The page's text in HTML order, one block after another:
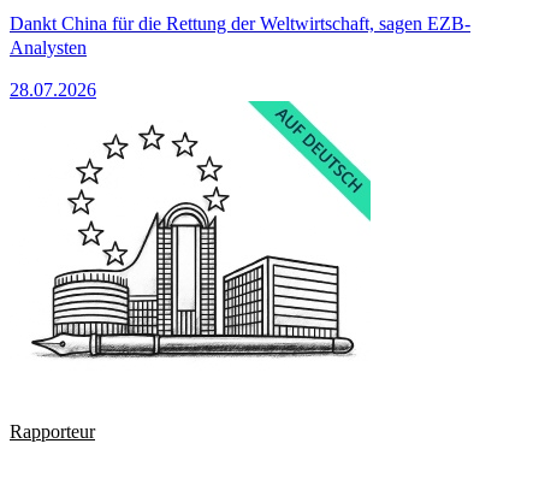
Dankt China für die Rettung der Weltwirtschaft, sagen EZB-
Analysten
28.07.2026
Rapporteur